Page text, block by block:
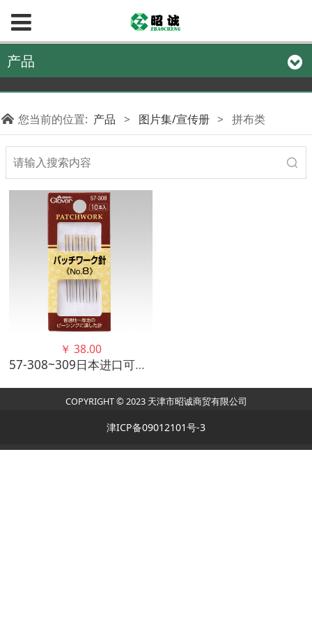
产品
您当前的位置: 产品 > 图片集/宣传册 > 拼布类
￥ 38.00
57-308~309日本进口可乐拼布手缝针 针尖锋利 适合拼布使用
COPYRIGHT © 2023 天津市昭诚商贸有限公司
津ICP备09012101号-3